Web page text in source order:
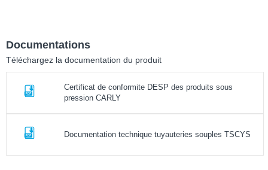
Documentations
Téléchargez la documentation du produit
Certificat de conformite DESP des produits sous
pression CARLY
Documentation technique tuyauteries souples TSCYS